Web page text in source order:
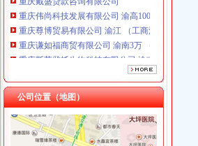
重庆尊博贸易有限公司 渝江 （工商注册）
重庆谦如福商贸有限公司 渝南3万 （公司转让）
重庆斯苔登托生物科技有限公司 渝南10万 （工商
上海蓝天房屋装饰工程有限公司重庆分公司 渝北
重庆华康假肢矫形有限公司 渝中120万 （增资）
上海兆妩贸易有限公司重庆龙湖·北城天街分公
公司位置（地图）